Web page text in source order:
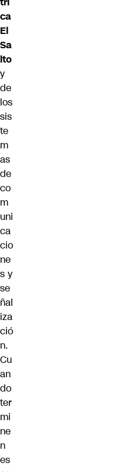
ca
El
Sa
lto
y
de
los
sis
te
m
as
de
co
m
uni
ca
cio
ne
s y
se
ñal
iza
ció
n.
Cu
an
do
ter
mi
ne
n
es